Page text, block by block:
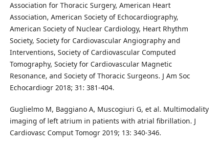
Association for Thoracic Surgery, American Heart
Association, American Society of Echocardiography,
American Society of Nuclear Cardiology, Heart Rhythm
Society, Society for Cardiovascular Angiography and
Interventions, Society of Cardiovascular Computed
Tomography, Society for Cardiovascular Magnetic
Resonance, and Society of Thoracic Surgeons. J Am Soc
Echocardiogr 2018; 31: 381-404.
Guglielmo M, Baggiano A, Muscogiuri G, et al. Multimodality
imaging of left atrium in patients with atrial ﬁbrillation. J
Cardiovasc Comput Tomogr 2019; 13: 340-346.